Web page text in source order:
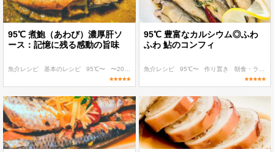
95℃ 煮鮑（あわび）濃厚肝ソ
ース：記憶に残る感動の旨味
魚介レシピ 基本のレシピ 95℃〜 〜200 kcal 〜300 kcal
95℃ 豊富なカルシウム◎ふわ
ふわ 鮎のコンフィ
魚介レシピ 95℃〜 作り置き 朝食・ランチ